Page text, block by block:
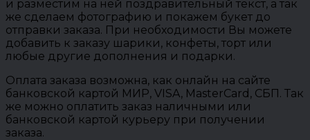
и разместим на ней поздравительный текст, а так
же сделаем фотографию и покажем букет до
отправки заказа. При необходимости Вы можете
добавить к заказу шарики, конфеты, торт или
любые другие дополнения и подарки.
Оплата заказа возможна, как онлайн на сайте
банковской картой МИР, VISA, MasterCard, СБП. Так
же можно оплатить заказ наличными или
банковской картой курьеру при получении
заказа.